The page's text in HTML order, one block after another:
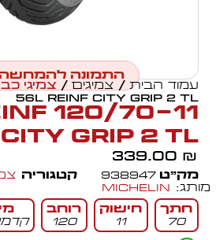
התמונה
עמוד הבית/ צמיגים / צמיגי
56L REINF CITY GRIP 2 TL
CITY GRIP 2 TL
339.00 ₪
מק״ט938947 קטגוריה
מותג: Michelin
חתך
70
חישוק
11
רוחב
120